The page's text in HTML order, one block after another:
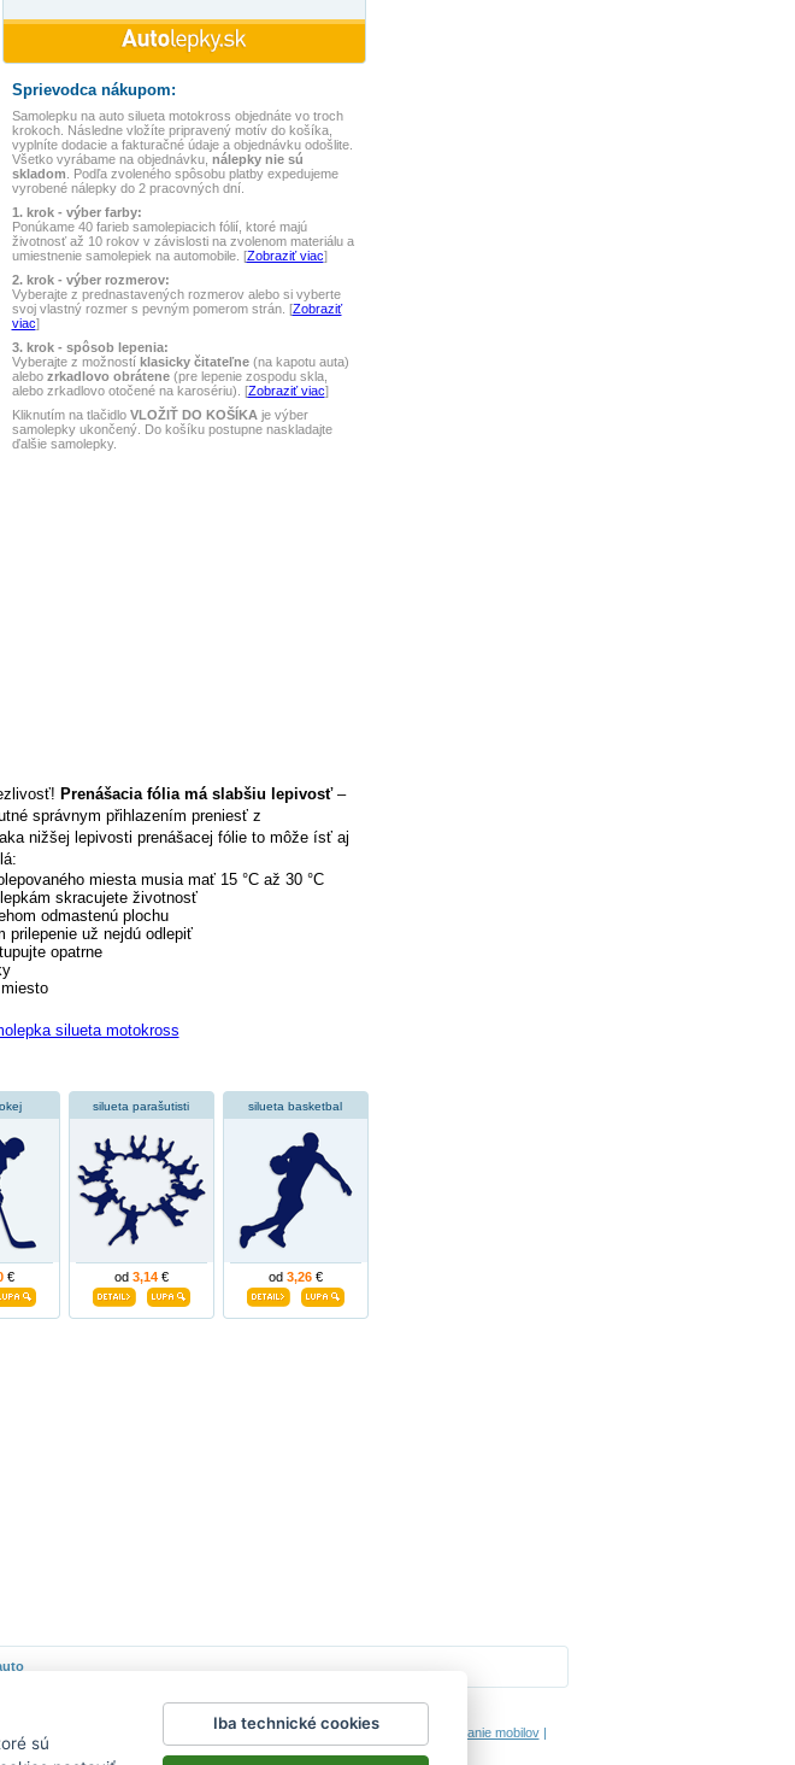
Sprievodca nákupom:
Samolepku na auto silueta motokross objednáte vo troch
krokoch. Následne vložíte pripravený motív do košíka,
vyplníte dodacie a fakturačné údaje a objednávku odošlite.
Všetko vyrábame na objednávku, nálepky nie sú
skladom . Podľa zvoleného spôsobu platby expedujeme
vyrobené nálepky do 2 pracovných dní.
1. krok - výber farby:
Ponúkame 40 farieb samolepiacich fólií, ktoré majú
životnosť až 10 rokov v závislosti na zvolenom materiálu a
umiestnenie samolepiek na automobile. [Zobraziť viac]
2. krok - výber rozmerov:
Vyberajte z prednastavených rozmerov alebo si vyberte
svoj vlastný rozmer s pevným pomerom strán. [Zobraziť
viac]
3. krok - spôsob lepenia:
Vyberajte z možností klasicky čitateľne(na kapotu auta)
alebo zrkadlovo obrátene(pre lepenie zospodu skla,
alebo zrkadlovo otočené na karosériu). [Zobraziť viac]
Kliknutím na tlačidlo VLOŽIŤ DO KOŠÍKA je výber
samolepky ukončený. Do košíku postupne naskladajte
ďalšie samolepky.
Prenášacia fólia má slabšiu lepivosť–
správnym přihlazením preniesť z
nižšej lepivosti prenášacej fólie to môže ísť aj
miesta musia mať 15 °C až 30 °C
skracujete životnosť
odmastenú plochu
prilepenie už nejdú odlepiť
opatrne
silueta motokross
€
silueta parašutisti
od 3,14€
silueta basketbal
od 3,26€
Reklamačný poriadok|Impressum
samolepky na auto |hodinový manžel česká lípa porovnanie mobilov|
sú
Iba technické cookies